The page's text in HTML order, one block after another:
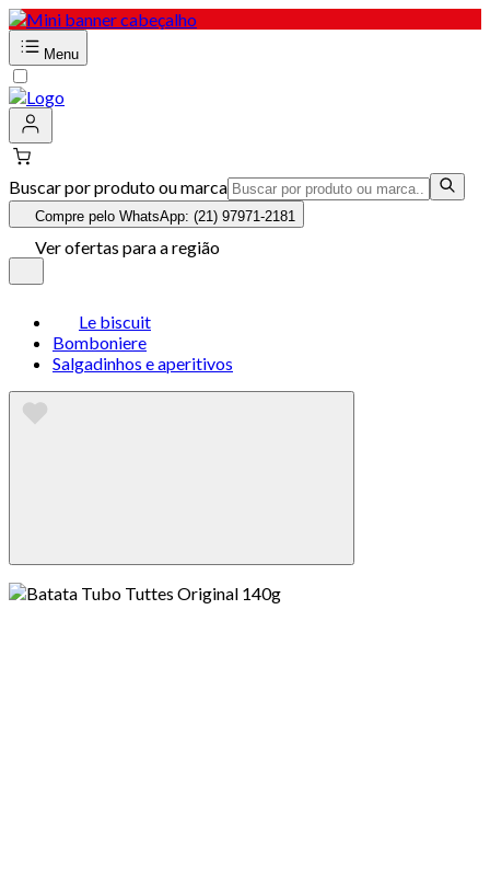
Menu
Buscar por produto ou marca
Compre pelo WhatsApp: (21) 97971-2181
Ver ofertas para a região
Le biscuit
Bomboniere
Salgadinhos e aperitivos